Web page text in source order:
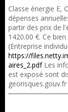
Classe énergie E,
dépenses
partir des prix de
1420.00 €. Ce
(Entreprise
https://
aires_2.pdfLes
est exposé sont
georisques.gouv.fr